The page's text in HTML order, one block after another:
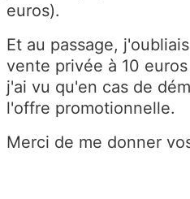
euros).
Et au passage,
vente privée à 10
j'ai vu qu'en cas de
l'offre promotionnelle.
Merci de me donner